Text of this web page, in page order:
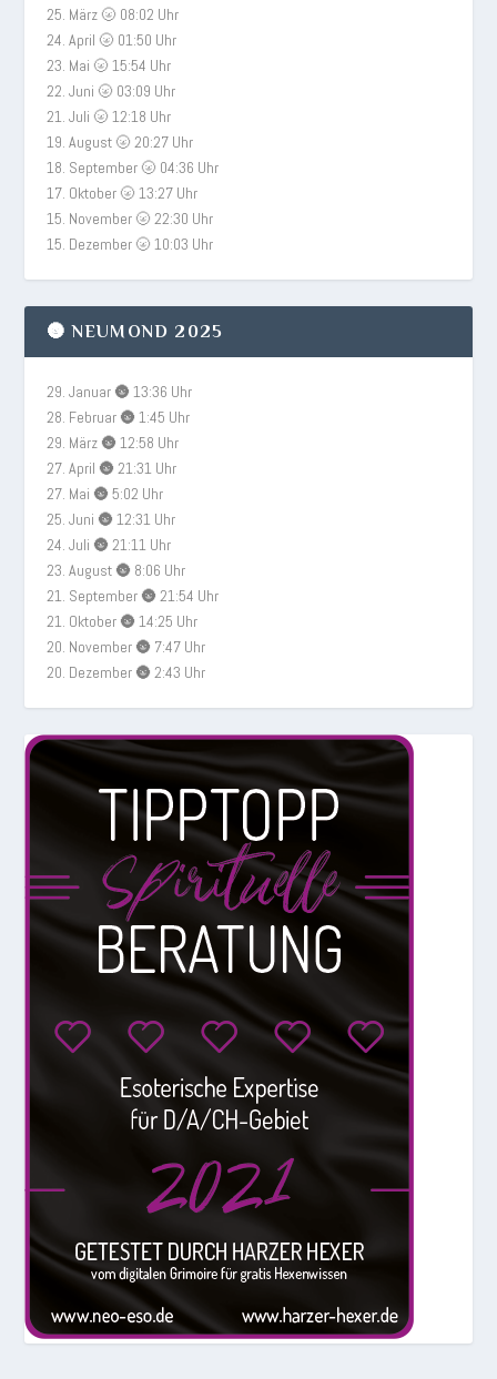
25. März 🌝 08:02 Uhr
24. April 🌝 01:50 Uhr
23. Mai 🌝 15:54 Uhr
22. Juni 🌝 03:09 Uhr
21. Juli 🌝 12:18 Uhr
19. August 🌝 20:27 Uhr
18. September 🌝 04:36 Uhr
17. Oktober 🌝 13:27 Uhr
15. November 🌝 22:30 Uhr
15. Dezember 🌝 10:03 Uhr
🌚 NEUMOND 2025
29. Januar 🌚 13:36 Uhr
28. Februar 🌚 1:45 Uhr
29. März 🌚 12:58 Uhr
27. April 🌚 21:31 Uhr
27. Mai 🌚 5:02 Uhr
25. Juni 🌚 12:31 Uhr
24. Juli 🌚 21:11 Uhr
23. August 🌚 8:06 Uhr
21. September 🌚 21:54 Uhr
21. Oktober 🌚 14:25 Uhr
20. November 🌚 7:47 Uhr
20. Dezember 🌚 2:43 Uhr